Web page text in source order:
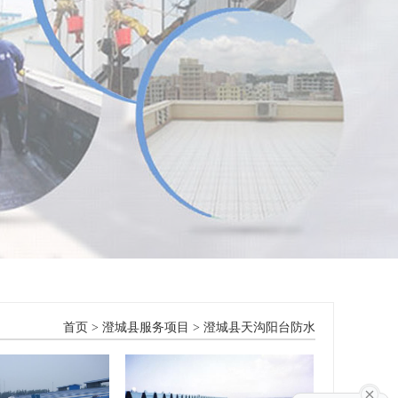
首页 > 澄城县服务项目 > 澄城县天沟阳台防水